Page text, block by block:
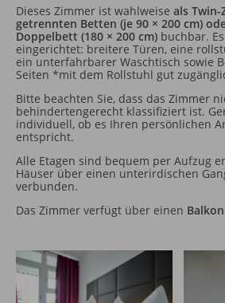
Dieses Zimmer ist wahlweise als
getrennten Betten (je 90 × 200 cm)
Doppelbett (180 × 200 cm) buchbar.
eingerichtet: breitere Türen, eine
ein unterfahrbarer Waschtisch sowie
Seiten *mit dem Rollstuhl gut
Bitte beachten Sie, dass das Zimmer
behindertengerecht klassifiziert ist.
individuell, ob es Ihren persönlichen
entspricht.
Alle Etagen sind bequem per Aufzug
Häuser über einen unterirdischen
verbunden.
Das Zimmer verfügt über einen Balkon